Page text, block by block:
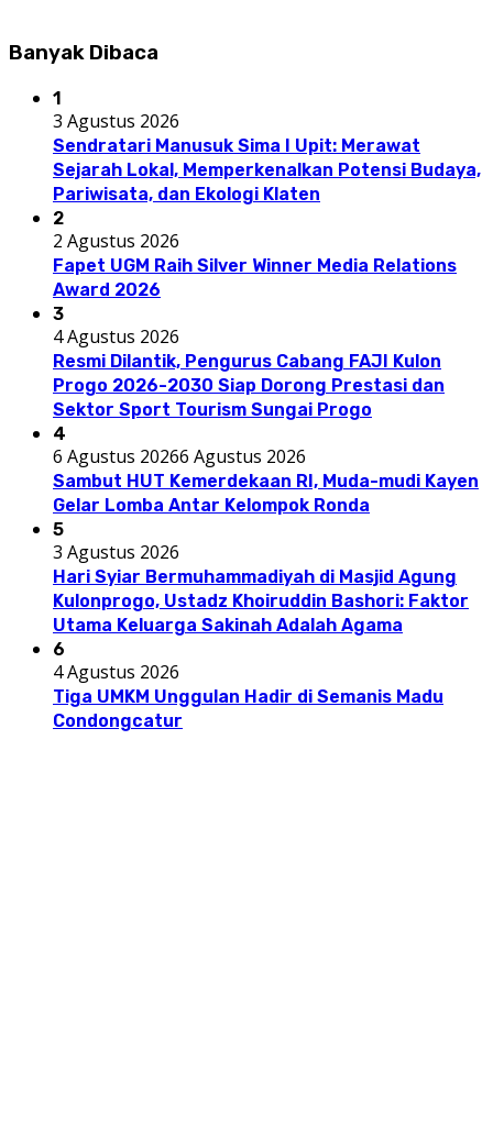
Banyak Dibaca
1
3 Agustus 2026
Sendratari Manusuk Sima I Upit: Merawat
Sejarah Lokal, Memperkenalkan Potensi Budaya,
Pariwisata, dan Ekologi Klaten
2
2 Agustus 2026
Fapet UGM Raih Silver Winner Media Relations
Award 2026
3
4 Agustus 2026
Resmi Dilantik, Pengurus Cabang FAJI Kulon
Progo 2026-2030 Siap Dorong Prestasi dan
Sektor Sport Tourism Sungai Progo
4
6 Agustus 20266 Agustus 2026
Sambut HUT Kemerdekaan RI, Muda-mudi Kayen
Gelar Lomba Antar Kelompok Ronda
5
3 Agustus 2026
Hari Syiar Bermuhammadiyah di Masjid Agung
Kulonprogo, Ustadz Khoiruddin Bashori: Faktor
Utama Keluarga Sakinah Adalah Agama
6
4 Agustus 2026
Tiga UMKM Unggulan Hadir di Semanis Madu
Condongcatur